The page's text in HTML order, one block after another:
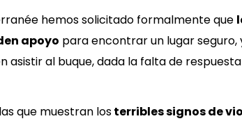
hemos solicitado formalmente que
apoyo para encontrar un lugar seguro,
asistir al buque, dada la falta de
que muestran losterribles signos de